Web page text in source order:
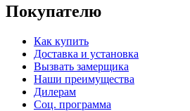
Покупателю
Как купить
Доставка и установка
Вызвать замерщика
Наши преимущества
Дилерам
Соц. программа